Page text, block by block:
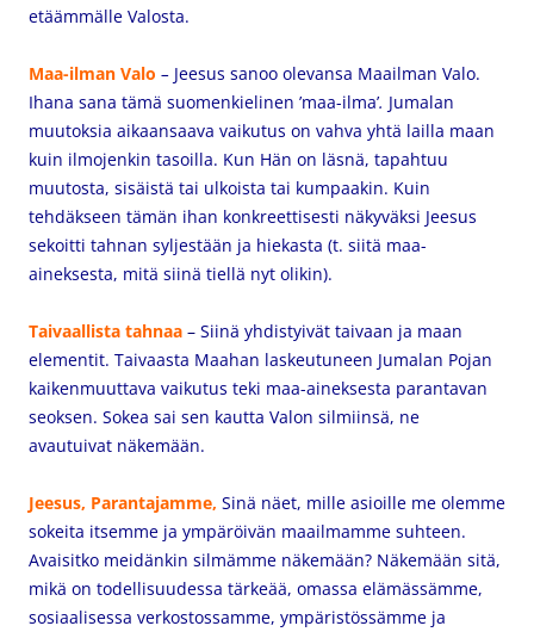
etäämmälle Valosta.
Maa-ilman Valo – Jeesus sanoo olevansa Maailman Valo.
Ihana sana tämä suomenkielinen ’maa-ilma’. Jumalan
muutoksia aikaansaava vaikutus on vahva yhtä lailla maan
kuin ilmojenkin tasoilla. Kun Hän on läsnä, tapahtuu
muutosta, sisäistä tai ulkoista tai kumpaakin. Kuin
tehdäkseen tämän ihan konkreettisesti näkyväksi Jeesus
sekoitti tahnan syljestään ja hiekasta (t. siitä maa-
aineksesta, mitä siinä tiellä nyt olikin).
Taivaallista tahnaa – Siinä yhdistyivät taivaan ja maan
elementit. Taivaasta Maahan laskeutuneen Jumalan Pojan
kaikenmuuttava vaikutus teki maa-aineksesta parantavan
seoksen. Sokea sai sen kautta Valon silmiinsä, ne
avautuivat näkemään.
Jeesus, Parantajamme, Sinä näet, mille asioille me olemme
sokeita itsemme ja ympäröivän maailmamme suhteen.
Avaisitko meidänkin silmämme näkemään? Näkemään sitä,
mikä on todellisuudessa tärkeää, omassa elämässämme,
sosiaalisessa verkostossamme, ympäristössämme ja